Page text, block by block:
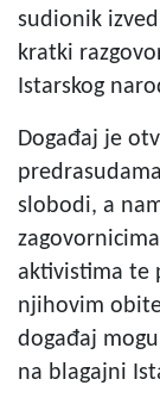
sudionik
kratki
Istarskog
Događaj je
slobodi, a
aktivistima te
njihovim
događaj
na blagajni